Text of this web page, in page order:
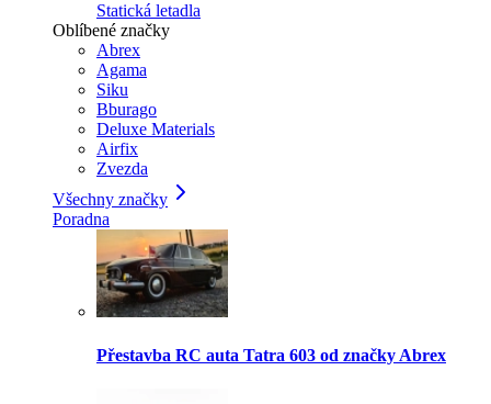
Statická letadla
Oblíbené značky
Abrex
Agama
Siku
Bburago
Deluxe Materials
Airfix
Zvezda
Všechny značky
Poradna
Přestavba RC auta Tatra 603 od značky Abrex